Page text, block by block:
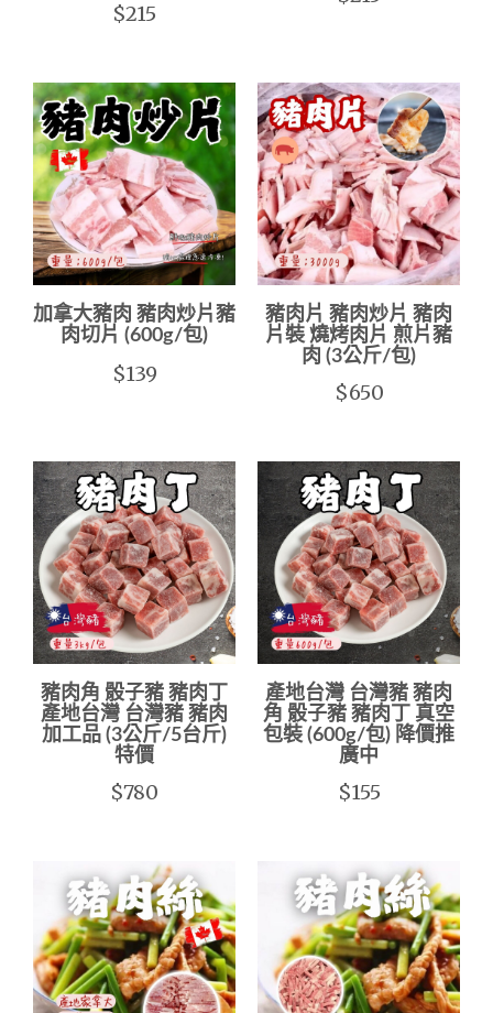
$215
加拿大豬肉 豬肉炒片豬
肉切片 (600g/包)
$139
豬肉片 豬肉炒片 豬肉
片裝 燒烤肉片 煎片豬
肉 (3公斤/包)
$650
豬肉角 骰子豬 豬肉丁
產地台灣 台灣豬 豬肉
加工品 (3公斤/5台斤)
特價
$780
產地台灣 台灣豬 豬肉
角 骰子豬 豬肉丁 真空
包裝 (600g/包) 降價推
廣中
$155